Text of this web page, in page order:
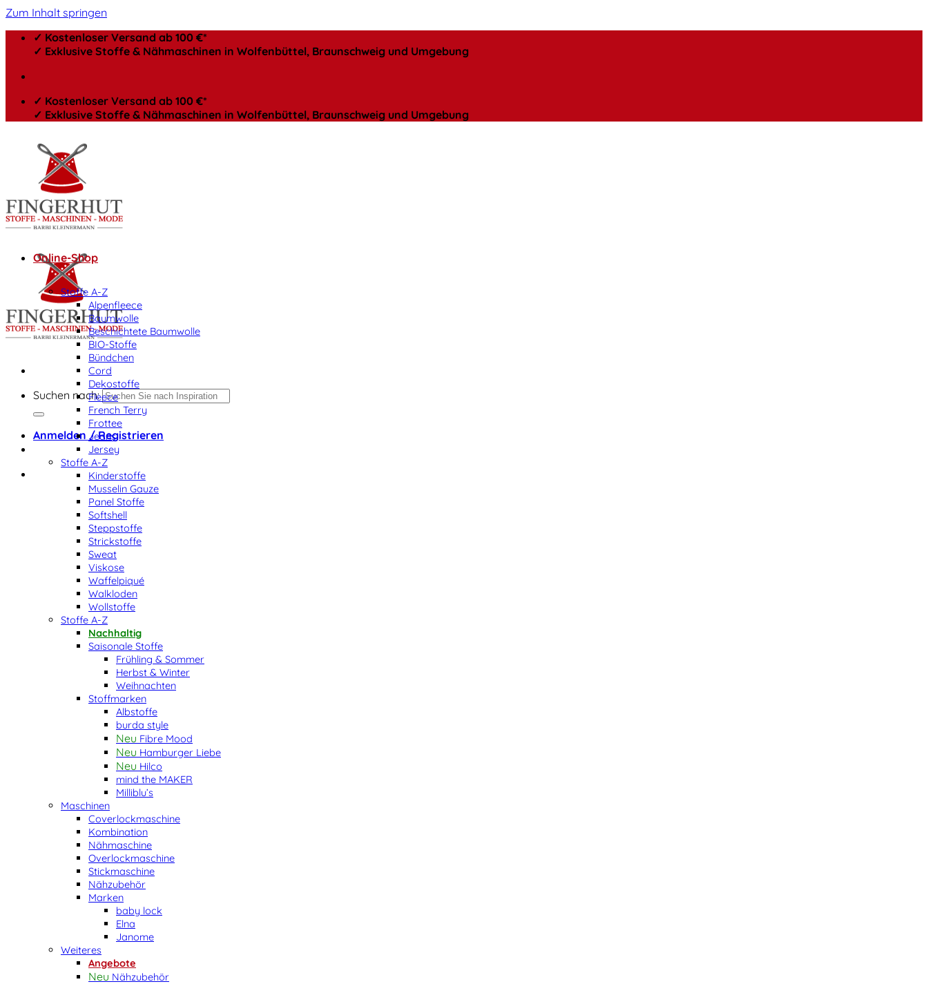
Zum Inhalt springen
✓ Kostenloser Versand ab 100 €*
✓ Exklusive Stoffe & Nähmaschinen in Wolfenbüttel, Braunschweig und Umgebung
✓ Kostenloser Versand ab 100 €*
✓ Exklusive Stoffe & Nähmaschinen in Wolfenbüttel, Braunschweig und Umgebung
Suchen nach:
Anmelden / Registrieren
Online-Shop
Stoffe A-Z
Alpenfleece
Baumwolle
Beschichtete Baumwolle
BIO-Stoffe
Bündchen
Cord
Dekostoffe
Fleece
French Terry
Frottee
Jeans
Jersey
Stoffe A-Z
Kinderstoffe
Musselin Gauze
Panel Stoffe
Softshell
Steppstoffe
Strickstoffe
Sweat
Viskose
Waffelpiqué
Walkloden
Wollstoffe
Stoffe A-Z
Nachhaltig
Saisonale Stoffe
Frühling & Sommer
Herbst & Winter
Weihnachten
Stoffmarken
Albstoffe
burda style
Fibre Mood
Hamburger Liebe
Hilco
mind the MAKER
Milliblu’s
Maschinen
Coverlockmaschine
Kombination
Nähmaschine
Overlockmaschine
Stickmaschine
Nähzubehör
Marken
baby lock
Elna
Janome
Weiteres
Angebote
Nähzubehör